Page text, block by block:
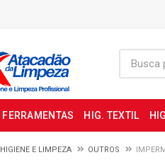
FERRAMENTAS HIG. TEXTIL
HIGIENE E LIMPEZA OUTROS